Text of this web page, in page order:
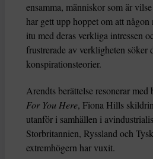
ensamma, människor som är
har gett upp hoppet om att
itu med deras verkliga intressen
frustrerade av verkligheten
konspirationsteorier.
Arendts berättelse resonerar med
For You Here, Fiona Hills
utanför i samhällen i
Storbritannien, Ryssland och
extremhögern har vuxit.